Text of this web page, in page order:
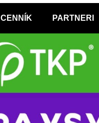
CENNÍK PARTNERI